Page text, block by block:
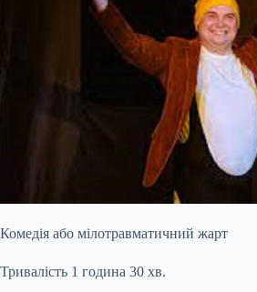
Комедія або мілотравматичний жарт
Тривалість 1 година 30 хв.